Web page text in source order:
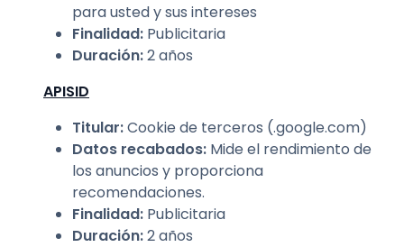
para usted y sus intereses
Finalidad: Publicitaria
Duración:2 años
APISID
Titular:Cookie de terceros (.google.com)
Datos recabados: Mide el rendimiento de
los anuncios y proporciona
recomendaciones.
Finalidad: Publicitaria
Duración:2 años